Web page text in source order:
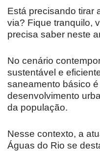
Está precisando tirar
via? Fique tranquilo,
precisa saber neste
No cenário
sustentável e
saneamento básico
desenvolvimento
da população.
Nesse contexto, a
Águas do Rio se